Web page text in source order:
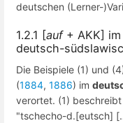
deutschen (Lerner-
1.2.1 [auf+ AKK] im
deutsch-
Die Beispiele (1) und
(1884, 1886) im
verortet. (1) beschreibt
"tschecho-d.[eutsch]